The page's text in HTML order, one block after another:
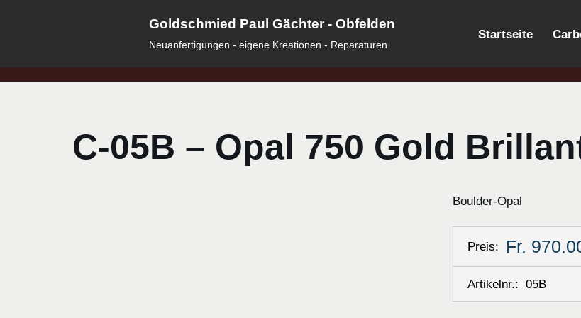
springen
Goldschmied Paul Gächter - Obfelden
Neuanfertigungen - eigene Kreationen - Reparaturen
Startseite
C-05B – Opal 750 Gold
Boulder-Opal
Preis: Fr.
Artikelnr.: 05B